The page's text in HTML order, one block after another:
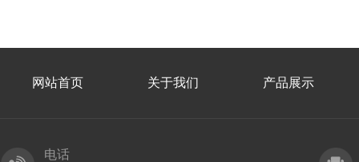
网站首页 关于我们 产品展示
电话